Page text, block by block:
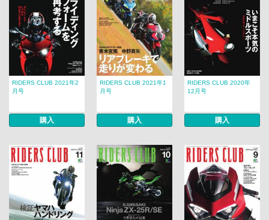
RIDERS CLUB 2021年2
月号
購入
RIDERS CLUB 2021年1
月号
購入
RIDERS CLUB 2020年
12月号
購入